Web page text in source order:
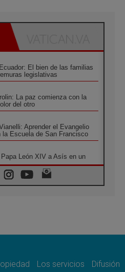
El bien de las familias
legislativas
La paz comienza con la
del otro
Aprender el Evangelio
la Escuela de San Francisco
Papa León XIV a Asís en un
de los jóvenes al Papa:
Días Oración por la Paz"
Los servicios Difusión